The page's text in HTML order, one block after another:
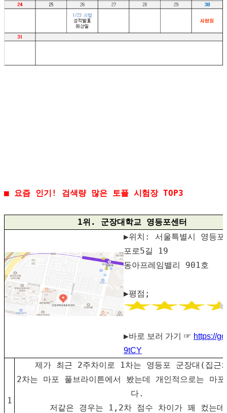
■ 요즘 인기! 검색량 많은 토플 시험장 TOP3
1위. 군장대학교 영등포센터
▶위치: 서울특별시 영등
포로5길 19
동아프레임밸리 901호
▶평점;
▶바로 보러 가기 ☞ https://
9tCY
1
제가 최근 2주차이로 1차는 영등포 군장대(집근
2차는 마포 풀브라이튼에서 봤는데 개인적으로는 마포
다.
저같은 경우는 1,2차 점수 차이가 꽤 컸는데